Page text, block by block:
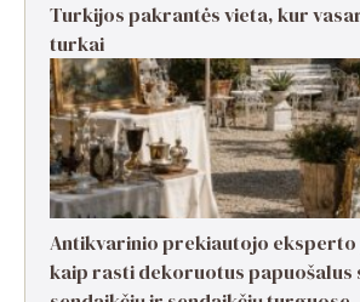
Turkijos pakrantės vieta, kur
turkai
Antikvarinio prekiautojo
kaip rasti dekoruotus papuošalus